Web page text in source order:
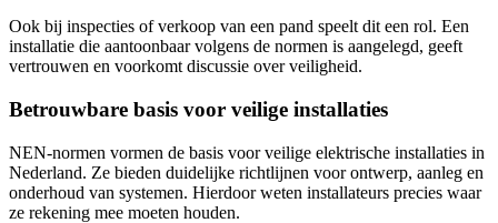
Ook bij inspecties of verkoop van een pand speelt dit een rol. Een
installatie die aantoonbaar volgens de normen is aangelegd, geeft
vertrouwen en voorkomt discussie over veiligheid.
Betrouwbare basis voor veilige installaties
NEN-normen vormen de basis voor veilige elektrische installaties in
Nederland. Ze bieden duidelijke richtlijnen voor ontwerp, aanleg en
onderhoud van systemen. Hierdoor weten installateurs precies waar
ze rekening mee moeten houden.